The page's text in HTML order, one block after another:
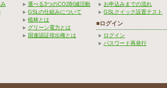
選べる3つのCO2削減活動
GSLの仕組みについて
植林とは
グリーン電力とは
国連認証排出権とは
お申込みまでの流れ
GSLクイック設置テスト
■ログイン
ログイン
パスワード再発行